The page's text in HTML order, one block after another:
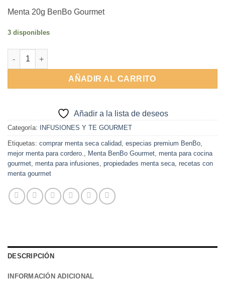
Menta 20g BenBo Gourmet
3 disponibles
Menta 20g BenBo Gourmet cantidad
AÑADIR AL CARRITO
Alternative:
Añadir a la lista de deseos
Categoría: INFUSIONES Y TE GOURMET
Etiquetas: comprar menta seca calidad, especias premium BenBo,
mejor menta para cordero., Menta BenBo Gourmet, menta para cocina
gourmet, menta para infusiones, propiedades menta seca, recetas con
menta gourmet
DESCRIPCIÓN
INFORMACIÓN ADICIONAL